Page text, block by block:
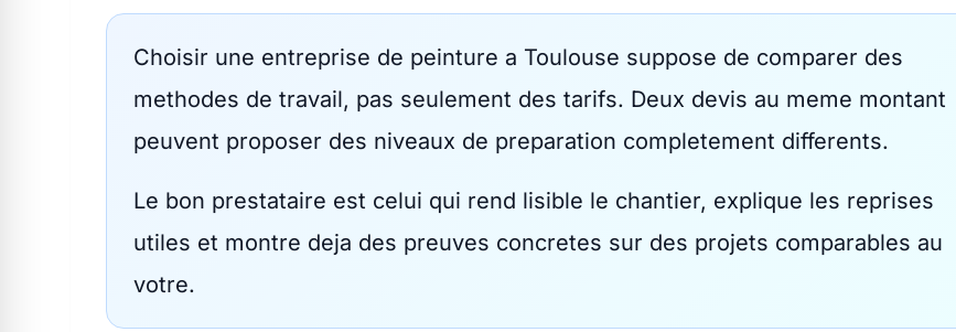
Choisir une entreprise de peinture a Toulouse suppose de comparer des
methodes de travail, pas seulement des tarifs. Deux devis au meme montant
peuvent proposer des niveaux de preparation completement differents.
Le bon prestataire est celui qui rend lisible le chantier, explique les reprises
utiles et montre deja des preuves concretes sur des projets comparables au
votre.